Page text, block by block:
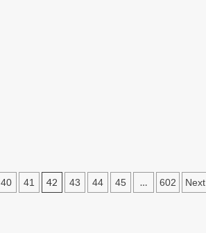
40 41 42 43 44 45 … 602 Next